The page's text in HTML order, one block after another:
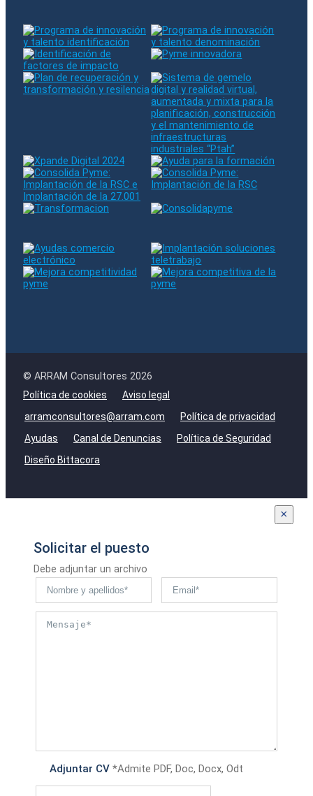
© ARRAM Consultores 2026
Política de cookies
Aviso legal
arramconsultores@arram.com
Política de privacidad
Ayudas
Canal de Denuncias
Política de Seguridad
Diseño Bittacora
×
Solicitar el puesto
Debe adjuntar un archivo
Adjuntar CV *Admite PDF, Doc, Docx, Odt